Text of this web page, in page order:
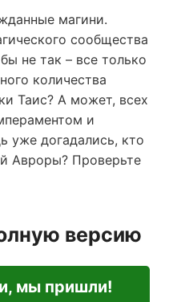
магини.
сообщества
не так – все только
количества
Таис? А может, всех
и
уже догадались, кто
Авроры? Проверьте
версию
мы пришли!